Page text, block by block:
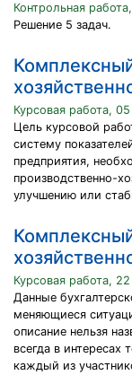
Контрольная
Решение 5 задач.
Курсовая работа,
Цель курсовой
систему
предприятия,
производственно-
улучшению или
Курсовая работа,
Данные
меняющиеся
описание нельзя
всегда в интересах
каждый из